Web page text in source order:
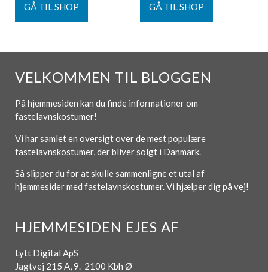
GÅ TIL SHOP GÅ TIL SHOP
VELKOMMEN TIL BLOGGEN
På hjemmesiden kan du finde informationer om
fastelavnskostumer!
Vi har samlet en oversigt over de mest populære
fastelavnskostumer, der bliver solgt i Danmark.
Så slipper du for at skulle sammenligne et utal af
hjemmesider med fastelavnskostumer. Vi hjælper dig på vej!
HJEMMESIDEN EJES AF
Lytt Digital ApS
Jagtvej 215 A, 9. 2100 Kbh Ø